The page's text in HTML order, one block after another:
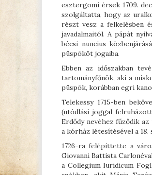
esztergomi érsek 1709.
szolgáltatta, hogy az
részt vesz a felkelésben
javadalmaitól. A pápát
bécsi nuncius
püspököt jogaiba.
Ebben az időszakban
tartományfőnök, aki a
püspök, korábban egri
Telekessy 1715-ben
(utódlási joggal
Erdődy nevéhez fűződik
a kórház létesítésével a
1726-ra felépíttette a
Giovanni Battista
a Collegium Iuridicum